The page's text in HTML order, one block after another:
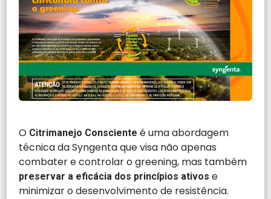
O Citrimanejo Conscienteé uma abordagem
técnica da Syngenta que visa não apenas
combater e controlar o greening, mas também
preservar a eficácia dos princípios ativose
minimizar o desenvolvimento de resistência.